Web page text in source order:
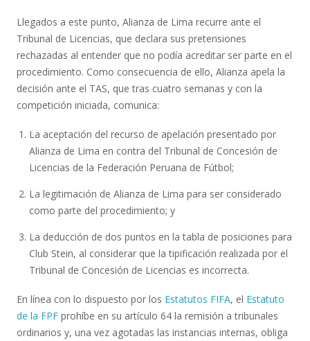
Llegados a este punto, Alianza de Lima recurre ante el
Tribunal de Licencias, que declara sus pretensiones
rechazadas al entender que no podía acreditar ser parte en el
procedimiento. Como consecuencia de ello, Alianza apela la
decisión ante el TAS, que tras cuatro semanas y con la
competición iniciada, comunica:
La aceptación del recurso de apelación presentado por
Alianza de Lima en contra del Tribunal de Concesión de
Licencias de la Federación Peruana de Fútbol;
La legitimación de Alianza de Lima para ser considerado
como parte del procedimiento; y
La deducción de dos puntos en la tabla de posiciones para
Club Stein, al considerar que la tipificación realizada por el
Tribunal de Concesión de Licencias es incorrecta.
En línea con lo dispuesto por los Estatutos FIFA, el Estatuto
de la FPF prohíbe en su artículo 64 la remisión a tribunales
ordinarios y, una vez agotadas las instancias internas, obliga